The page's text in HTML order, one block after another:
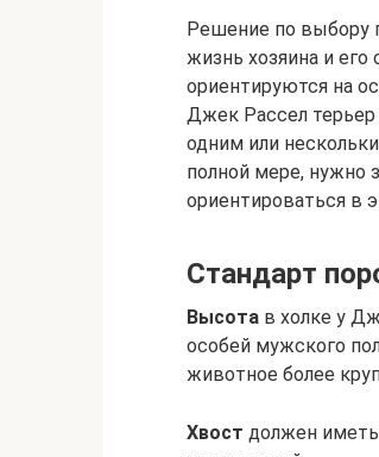
Решение по выбору
жизнь хозяина и
ориентируются на
Джек Рассел
одним или
полной мере, нужно
ориентироваться в
Стандарт
Высота в холке у
особей мужского
животное более
Хвост должен иметь